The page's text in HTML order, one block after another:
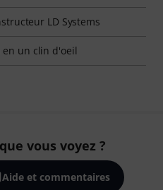
LD Systems
en un clin d'oeil
vous voyez ?
Aide et commentaires